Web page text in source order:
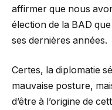
affirmer que nous
élection de la BAD
ses dernières années.
Certes, la diplomatie
mauvaise posture,
d’être à l’origine de